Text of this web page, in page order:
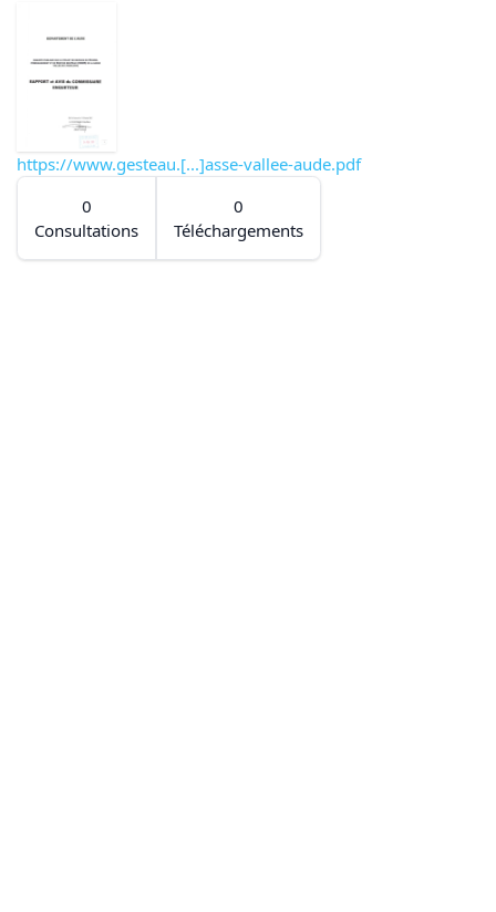
https://www.gesteau.[...]asse-vallee-aude.pdf
0
Consultations
0
Téléchargements